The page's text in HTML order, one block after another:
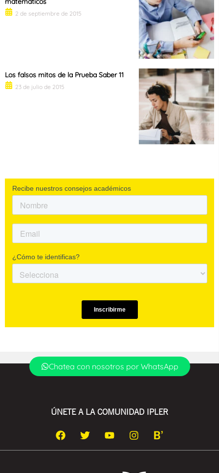
2 de septiembre de 2015
Los falsos mitos de la Prueba Saber 11
23 de julio de 2015
Chatea con nosotros por WhatsApp
ÚNETE A LA COMUNIDAD IPLER